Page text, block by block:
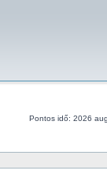
Pontos idő: 2026